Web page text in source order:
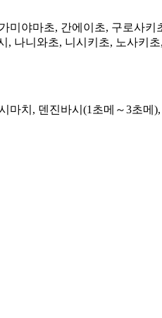
야마초, 간에이초, 구로사
나니와초, 니시키초, 노사키
치, 덴진바시(1초메～3초메